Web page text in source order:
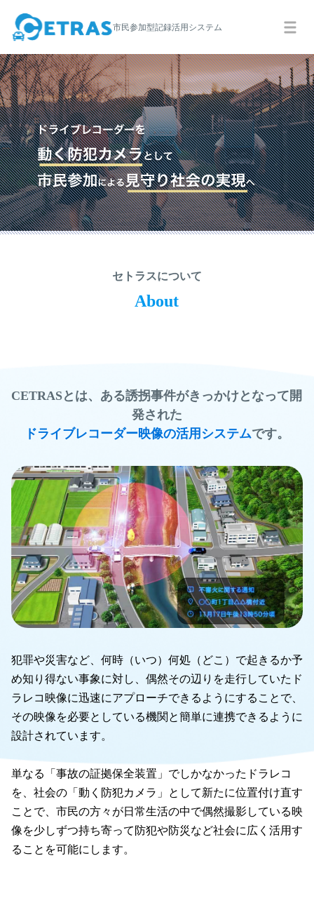
市民参加型記録活用システム
セトラスについて
About
CETRASとは、ある誘拐事件がきっかけとなって開
発された
ドライブレコーダー映像の活用システムです。
犯罪や災害など、何時（いつ）何処（どこ）で起きるか予
め知り得ない事象に対し、偶然その辺りを走行していたド
ラレコ映像に迅速にアプローチできるようにすることで、
その映像を必要としている機関と簡単に連携できるように
設計されています。
単なる「事故の証拠保全装置」でしかなかったドラレコ
を、社会の「動く防犯カメラ」として新たに位置付け直す
ことで、市民の方々が日常生活の中で偶然撮影している映
像を少しずつ持ち寄って防犯や防災など社会に広く活用す
ることを可能にします。